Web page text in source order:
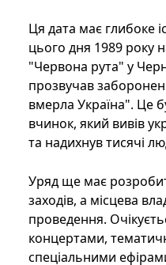
Ця дата має глибоке
цього дня 1989 року
"Червона рута" у
прозвучав
вмерла Україна". Це
вчинок, який вивів
та надихнув тисячі
Уряд ще має
заходів, а місцева
проведення.
концертами,
спеціальними